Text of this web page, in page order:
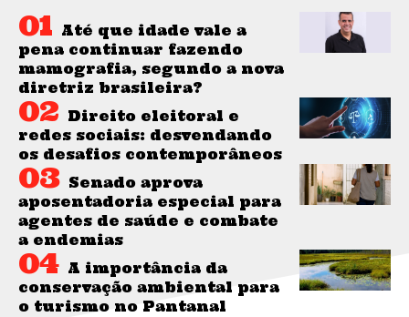
Até que idade vale a
pena continuar fazendo
mamografia, segundo a nova
diretriz brasileira?
Direito eleitoral e
redes sociais: desvendando
os desafios contemporâneos
Senado aprova
aposentadoria especial para
agentes de saúde e combate
a endemias
A importância da
conservação ambiental para
o turismo no Pantanal